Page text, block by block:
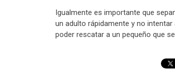
Igualmente es importante que
un adulto rápidamente y no
poder rescatar a un pequeño que